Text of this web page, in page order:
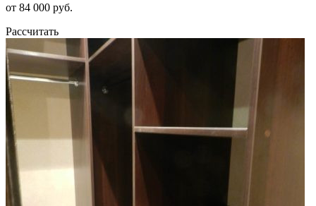
от 84 000 руб.
Рассчитать